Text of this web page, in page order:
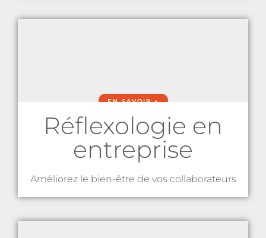
EN SAVOIR +
Réflexologie en
entreprise
Améliorez le bien-être de vos collaborateurs